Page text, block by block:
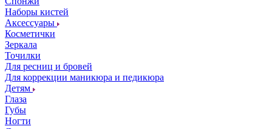
Наборы кистей
Аксессуары
Косметички
Зеркала
Точилки
Для ресниц и бровей
Для коррекции маникюра и педикюра
Детям
Глаза
Губы
Ногти